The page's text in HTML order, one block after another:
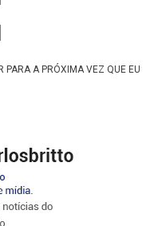
PARA A PRÓXIMA VEZ QUE EU